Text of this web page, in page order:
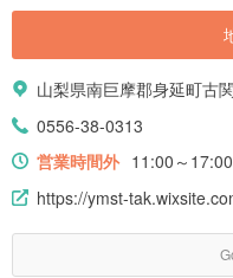
山梨県南巨摩郡身延町古
0556-38-0313
営業時間外 11:00～17:00
https://ymst-